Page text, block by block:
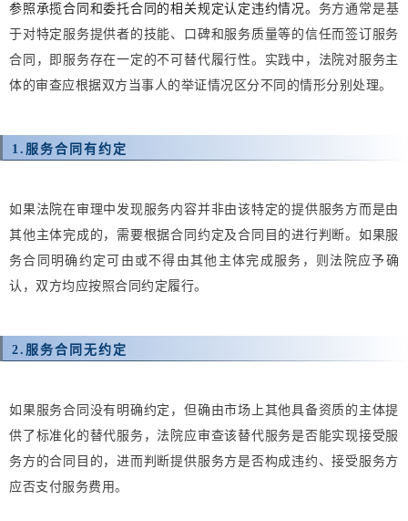
参照承揽合同和委托合同的相关规定认定违约情况。 务方通常是基
于对特定服务提供者的技能、口碑和服务质量等的信任而签订服务
合同，即服务存在一定的不可替代履行性。实践中，法院对服务主
体的审查应根据双方当事人的举证情况区分不同的情形分别处理。
1. 服务合同有约定
如果法院在审理中发现服务内容并非由该特定的提供服务方而是由
其他主体完成的，需要根据合同约定及合同目的进行判断。如果服
务合同明确约定可由或不得由其他主体完成服务，则法院应予确
认，双方均应按照合同约定履行。
2. 服务合同无约定
如果服务合同没有明确约定，但确由市场上其他具备资质的主体提
供了标准化的替代服务，法院应审查该替代服务是否能实现接受服
务方的合同目的，进而判断提供服务方是否构成违约、接受服务方
应否支付服务费用。